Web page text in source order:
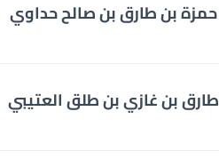
حمزة بن طارق بن صالح حداوي
طارق بن غازي بن طلق العتيبي